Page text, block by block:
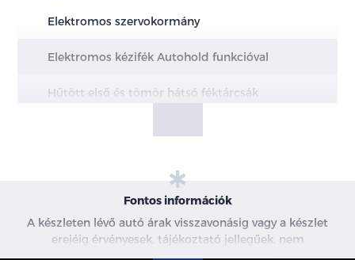
Elektromos szervokormány
Elektromos kézifék Autohold funkcióval
Hűtött első és tömör hátsó féktárcsák
20" könnyűfém keréktárcsák
Állítható magasságú biztonsági öv rögzítési
Fontos információk
A készleten lévő autó árak visszavonásig vagy a készlet
erejéig érvényesek, tájékoztató jellegűek, nem
minősülnek ajánlattételnek, a képek csak illusztrációk. A